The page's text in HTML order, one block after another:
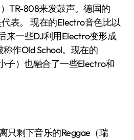
TR-808来发鼓声。德国的
表。 现在的Electro音色比以
来一些DJ利用Electro变形成
作Old School。现在的
子）也融合了一些Electro和
只剩下音乐的Reggae（瑞